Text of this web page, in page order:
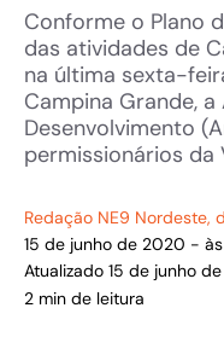
Conforme o Plano
das atividades de
na última sexta-
Campina Grande,
Desenvolvimento
permissionários da
Redação NE9 Nordeste,
15 de junho de 2020 -
Atualizado 15 de junho
2 min de leitura